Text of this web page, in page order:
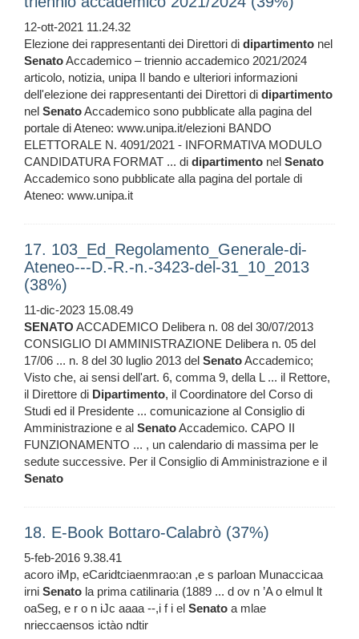
12-ott-2021 11.24.32
Elezione dei rappresentanti dei Direttori di dipartimento nel
SenatoAccademico – triennio accademico 2021/2024
articolo, notizia, unipa Il bando e ulteriori informazioni
dell'elezione dei rappresentanti dei Direttori di dipartimento
nel SenatoAccademico sono pubblicate alla pagina del
portale di Ateneo: www.unipa.it/elezioni BANDO
ELETTORALE N. 4091/2021 - INFORMATIVA MODULO
CANDIDATURA FORMAT ... di dipartimento nel Senato
Accademico sono pubblicate alla pagina del portale di
Ateneo: www.unipa.it
17. 103_Ed_Regolamento_Generale-di-
Ateneo---D.-R.-n.-3423-del-31_10_2013
(38%)
11-dic-2023 15.08.49
SENATO ACCADEMICO Delibera n. 08 del 30/07/2013
CONSIGLIO DI AMMINISTRAZIONE Delibera n. 05 del
17/06 ... n. 8 del 30 luglio 2013 del SenatoAccademico;
Visto che, ai sensi dell'art. 6, comma 9, della L ... il Rettore,
il Direttore di Dipartimento, il Coordinatore del Corso di
Studi ed il Presidente ... comunicazione al Consiglio di
Amministrazione e al SenatoAccademico. CAPO II
FUNZIONAMENTO ... , un calendario di massima per le
sedute successive. Per il Consiglio di Amministrazione e il
Senato
18. E-Book Bottaro-Calabrò (37%)
5-feb-2016 9.38.41
acoro iMp, eCaridtciaenmrao:an ,e s parloan Munaccicaa
irni Senato la prima catilinaria (1889 ... d ov n ’A o elmul lt
oaSeg, e r o n iJc aaaa --,i f i el Senato a mlae
nrieccaensos ictào ndtir